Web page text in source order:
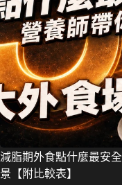
減脂期外食點什麼最安
景【附比較表】